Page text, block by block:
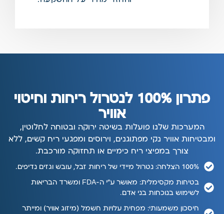
פתרון 100% לנטרול ריחות וחיטוי
אוויר
המערכות שלנו פועלות בשיטה ירוקה ובטוחה לחלוטין,
ומבטיחות אוויר נקי מפתוגנים, וירוסים ומפגעי ריח קשים, ללא
צורך במפיצי ריח כימיים או תחזוקה מורכבת.
100% הצלחה: נטרול מיידי של ריחות זבל, עובש וגזים נדיפים.
בטיחות מקסימלית: מאושר ע"י ה-FDA ומשרד הבריאות
לשימוש בנוכחות בני אדם.
חיסכון משמעותי: מפחית עלויות חשמל (מיזוג אוויר) ומייתר